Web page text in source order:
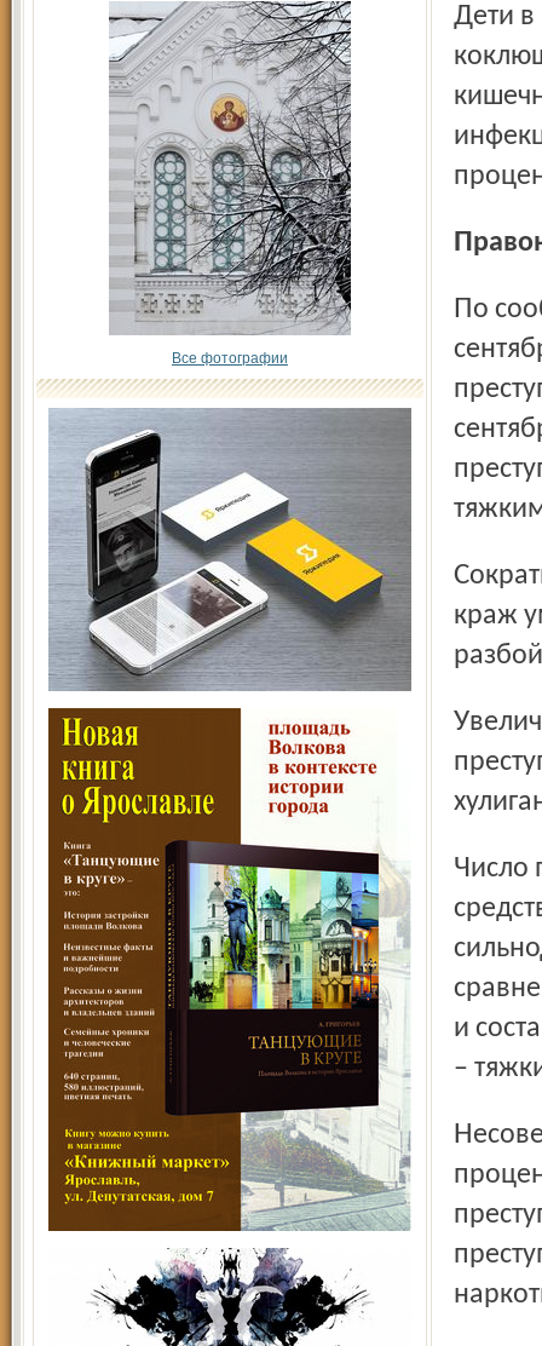
Все фотографии
Дети в возрасте до 18 лет составляли среди заболевших
По сообщению УВД Ярославской области, в январе –
Сократилось количество корыстных преступлений. Число
краж
Увеличилось число преступлений по таким составам
Число преступлений, связанных с наркотическими
и
–
Несовершеннолетними и при их соучастии совершено 8